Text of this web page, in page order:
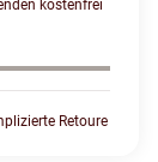
kostenfrei
Retoure